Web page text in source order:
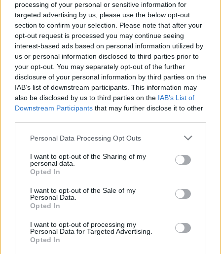
processing of your personal or sensitive information for
targeted advertising by us, please use the below opt-out
section to confirm your selection. Please note that after your
opt-out request is processed you may continue seeing
interest-based ads based on personal information utilized by
us or personal information disclosed to third parties prior to
your opt-out. You may separately opt-out of the further
disclosure of your personal information by third parties on the
IAB’s list of downstream participants. This information may
also be disclosed by us to third parties on the IAB’s List of
Downstream Participants that may further disclose it to other
Please note that this website/app uses one or more Google
not limited to your visit or usage behaviour. You may click to
grant or deny consent to Google and its third-party tags to
use your data for below specified purposes in below Google
consent section.
Personal Data Processing Opt Outs
I want to opt-out of the Sharing of my
personal data.
Opted In
I want to opt-out of the Sale of my
Personal Data.
Opted In
I want to opt-out of processing my
Personal Data for Targeted Advertising.
Opted In
Έτσι θα πλημμυρίσει η Αττική - Οι περιοχές που
θα «βουλιάξουν»
09.11.2023 10:08
Ομάδα